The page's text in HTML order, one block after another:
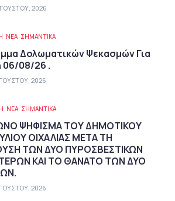
2026
ΝΈΑ ΣΗΜΑΝΤΙΚΆ
Δολωματικών Ψεκασμών Για
06/08/26 .
2026
ΝΈΑ ΣΗΜΑΝΤΙΚΆ
ΨΗΦΙΣΜΑ ΤΟΥ ΔΗΜΟΤΙΚΟΥ
ΟΙΧΑΛΙΑΣ ΜΕΤΑ ΤΗ
ΤΩΝ ΔΥΟ ΠΥΡΟΣΒΕΣΤΙΚΩΝ
ΚΑΙ ΤΟ ΘΑΝΑΤΟ ΤΩΝ ΔΥΟ
2026